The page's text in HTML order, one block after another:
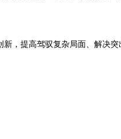
，提高驾驭复杂局面、解决突